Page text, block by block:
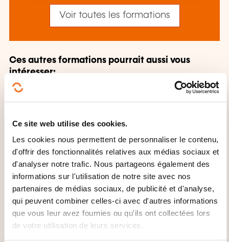
Ce site web utilise des cookies.
Les cookies nous permettent de personnaliser le contenu,
d'offrir des fonctionnalités relatives aux médias sociaux et
d'analyser notre trafic. Nous partageons également des
informations sur l'utilisation de notre site avec nos
partenaires de médias sociaux, de publicité et d'analyse,
qui peuvent combiner celles-ci avec d'autres informations
que vous leur avez fournies ou qu'ils ont collectées lors
de votre utilisation de leurs services.
Voir toutes les formations
Ces autres formations pourrait aussi vous
intéresser:
Allemand
Allemand
commercial
Allemand technique
Allemand
appliqué
Anglais commercial
secrétariat
Anglais technique
Anglais
tourisme
Arabe Braille Chinois
Coréen
Danois
Espagnol
Espagnol appliqué
Espagnol commercial
Espagnol tourisme
Espéranto
Finnois Français
Français
appliqué
Français commercial
Grec
moderne
Hébreu Hongrois Italien
Italien
appliqué
Italien commercial